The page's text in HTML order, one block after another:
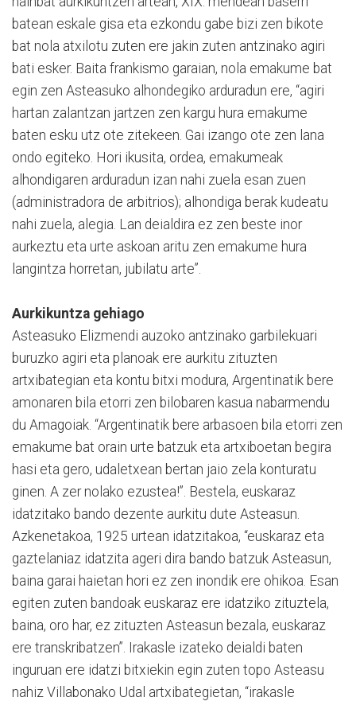
batean eskale gisa eta ezkondu gabe bizi zen bikote
bat nola atxilotu zuten ere jakin zuten antzinako agiri
bati esker. Baita frankismo garaian, nola emakume bat
egin zen Asteasuko alhondegiko arduradun ere, “agiri
hartan zalantzan jartzen zen kargu hura emakume
baten esku utz ote zitekeen. Gai izango ote zen lana
ondo egiteko. Hori ikusita, ordea, emakumeak
alhondigaren arduradun izan nahi zuela esan zuen
(administradora de arbitrios); alhondiga berak kudeatu
nahi zuela, alegia. Lan deialdira ez zen beste inor
aurkeztu eta urte askoan aritu zen emakume hura
langintza horretan, jubilatu arte”.
Aurkikuntza gehiago
Asteasuko Elizmendi auzoko antzinako garbilekuari
buruzko agiri eta planoak ere aurkitu zituzten
artxibategian eta kontu bitxi modura, Argentinatik bere
amonaren bila etorri zen bilobaren kasua nabarmendu
du Amagoiak. “Argentinatik bere arbasoen bila etorri zen
emakume bat orain urte batzuk eta artxiboetan begira
hasi eta gero, udaletxean bertan jaio zela konturatu
ginen. A zer nolako ezustea!”. Bestela, euskaraz
idatzitako bando dezente aurkitu dute Asteasun.
Azkenetakoa, 1925 urtean idatzitakoa, “euskaraz eta
gaztelaniaz idatzita ageri dira bando batzuk Asteasun,
baina garai haietan hori ez zen inondik ere ohikoa. Esan
egiten zuten bandoak euskaraz ere idatziko zituztela,
baina, oro har, ez zituzten Asteasun bezala, euskaraz
ere transkribatzen”. Irakasle izateko deialdi baten
inguruan ere idatzi bitxiekin egin zuten topo Asteasu
nahiz Villabonako Udal artxibategietan, “irakasle